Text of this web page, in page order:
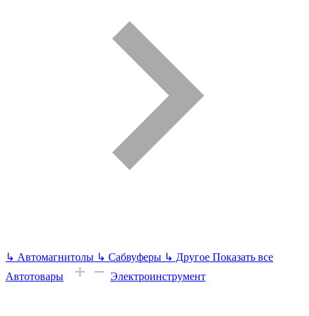
↳ Автомагнитолы ↳ Сабвуферы ↳ Другое Показать все
Автотовары
Электроинструмент